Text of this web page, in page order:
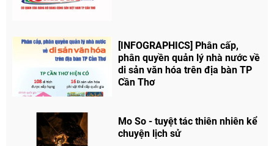
[INFOGRAPHICS] Phân cấp,
phân quyền quản lý nhà nước về
di sản văn hóa trên địa bàn TP
Cần Thơ
Mo So - tuyệt tác thiên nhiên kể
chuyện lịch sử